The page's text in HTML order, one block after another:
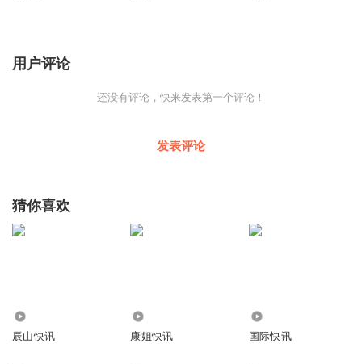
用户评论
还没有评论，快来发表第一个评论！
发表评论
猜你喜欢
辰山快讯 康姐快讯 国际快讯